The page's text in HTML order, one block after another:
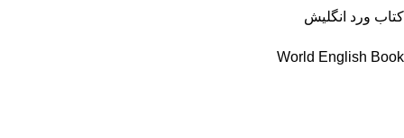
کتاب ورد انگلیش
World English Book